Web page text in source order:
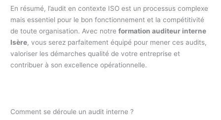
En résumé, l’audit en contexte ISO est un processus complexe
mais essentiel pour le bon fonctionnement et la compétitivité
de toute organisation. Avec notreformation auditeur interne
Isère, vous serez parfaitement équipé pour mener ces audits,
valoriser les démarches qualité de votre entreprise et
contribuer à son excellence opérationnelle.
Comment se déroule un audit interne ?